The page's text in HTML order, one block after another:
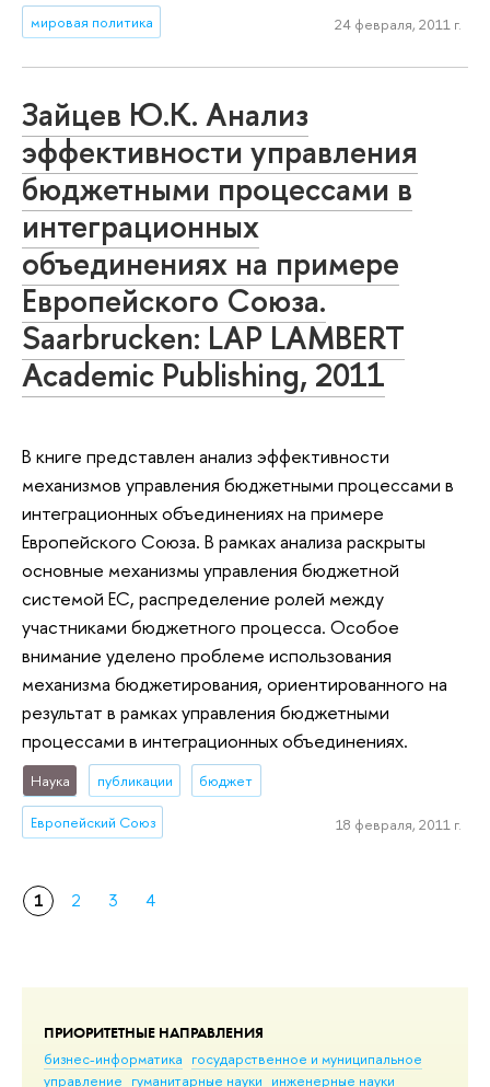
ПРИОРИТЕТНЫЕ НАПРАВЛЕНИЯ
бизнес-информатика государственное и муниципальное
управление гуманитарные науки инженерные науки
мировая политика 24 февраля, 2011 г.
Зайцев Ю.К. Анализ
эффективности управления
бюджетными процессами в
интеграционных
объединениях на примере
Европейского Союза.
Saarbrucken: LAP LAMBERT
Academic Publishing, 2011
В книге представлен анализ эффективности
механизмов управления бюджетными процессами в
интеграционных объединениях на примере
Европейского Союза. В рамках анализа раскрыты
основные механизмы управления бюджетной
системой ЕС, распределение ролей между
участниками бюджетного процесса. Особое
внимание уделено проблеме использования
механизма бюджетирования, ориентированного на
результат в рамках управления бюджетными
процессами в интеграционных объединениях.
Наука публикации бюджет
Европейский Союз 18 февраля, 2011 г.
1 2 3 4